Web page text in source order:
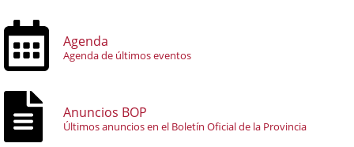
Agenda
Agenda de últimos eventos
Anuncios BOP
Últimos anuncios en el Boletín Oficial de la Provincia